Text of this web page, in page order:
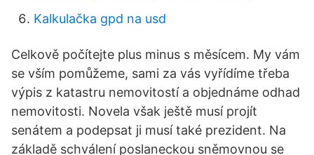
Kalkulačka gpd na usd
Celkově počítejte plus minus s měsícem. My vám
se vším pomůžeme, sami za vás vyřídíme třeba
výpis z katastru nemovitostí a objednáme odhad
nemovitosti. Novela však ještě musí projít
senátem a podepsat ji musí také prezident. Na
základě schválení poslaneckou sněmovnou se